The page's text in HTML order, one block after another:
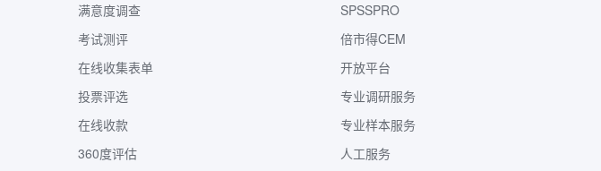
满意度调查
考试测评
在线收集表单
投票评选
在线收款
360度评估
SPSSPRO
倍市得CEM
开放平台
专业调研服务
专业样本服务
人工服务